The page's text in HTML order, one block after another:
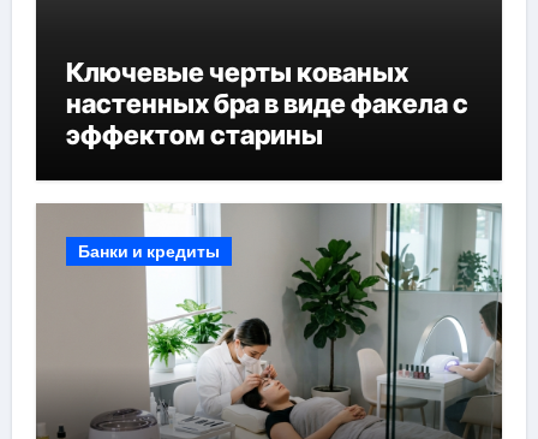
Ключевые черты кованых
настенных бра в виде факела с
эффектом старины
Банки и кредиты